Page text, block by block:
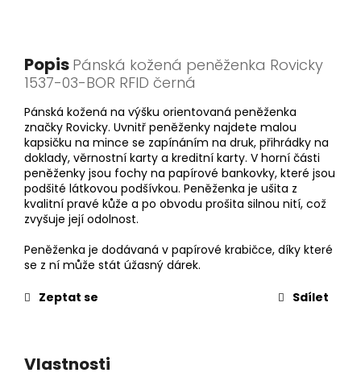
Popis Pánská kožená peněženka Rovicky
1537-03-BOR RFID černá
Pánská kožená na výšku orientovaná peněženka
značky Rovicky. Uvnitř peněženky najdete malou
kapsičku na mince se zapínáním na druk, přihrádky na
doklady, věrnostní karty a kreditní karty. V horní části
peněženky jsou fochy na papírové bankovky, které jsou
podšité látkovou podšívkou. Peněženka je ušita z
kvalitní pravé kůže a po obvodu prošita silnou nití, což
zvyšuje její odolnost.
Peněženka je dodávaná v papírové krabičce, díky které
se z ní může stát úžasný dárek.
Zeptat se
Sdílet
Vlastnosti